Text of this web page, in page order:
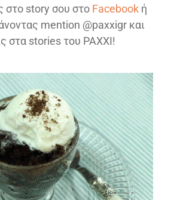
στο story σου στο Facebook ή
mention @paxxigr και
στα stories του PAXXI!